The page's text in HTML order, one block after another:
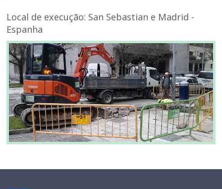
Local de execução: San Sebastian e Madrid -
Espanha